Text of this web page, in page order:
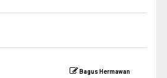
Bagus Hermawan